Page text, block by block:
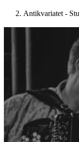
Antikvariatet -